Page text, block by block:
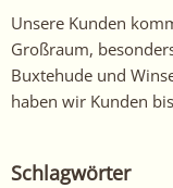
Unsere Kunden
Großraum,
Buxtehude und
haben wir Kunden
Schlagwörter